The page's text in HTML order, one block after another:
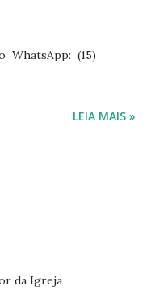
para cada dia do
histórias
de 15 anos. Escreveu o
WhatsApp: (15)
LEIA MAIS »
da Igreja